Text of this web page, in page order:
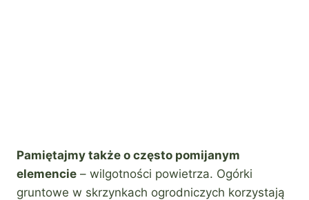
Pamiętajmy także o często pomijanym
elemencie – wilgotności powietrza. Ogórki
gruntowe w skrzynkach ogrodniczych korzystają